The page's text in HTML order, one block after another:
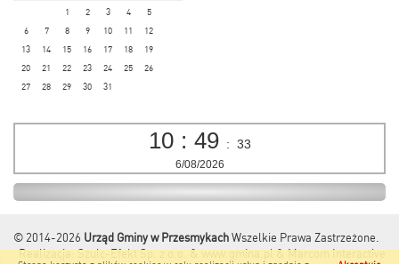
1 2 3 4
5
6
7 8 9 10 11
12
13
14 15 16 17 18
19
20
21 22 23 24 25
26
27
28 29 30 31
10 : 49 : 33
6/08/2026
© 2014-2026 Urząd Gminy w Przesmykach Wszelkie Prawa Zastrzeżone.
Realizacja:Szulc-Efekt Sp. z o.o. & www.gmina.pl&Marcom Interactive